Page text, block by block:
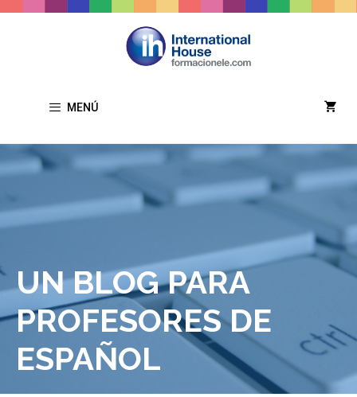
Saltar
MENÚ
UN BLOG PARA
PROFESORES DE
ESPAÑOL